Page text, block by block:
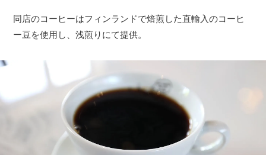
同店のコーヒーはフィンランドで焙煎した直輸入のコーヒ
ー豆を使用し、浅煎りにて提供。